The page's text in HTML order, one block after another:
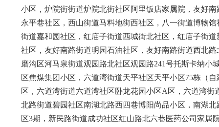
小区，炉院街街道炉院北街社区阿里饭店家属院，友好
永平巷社区，西山街道马料地街西社区，八一街道博物
街道嘉和园社区，红庙子街道西城街北社区，红庙子街
社区，友好南路街道明园石油社区，友好南路街道西北
磨沟区河马泉街道观园路北社区观园路241号托斯卡纳
区焦煤集团小区，六道湾街道天平社区天平小区75栋（
区，六道湾街道六道湾社区卧龙花园小区A区，六道湾
北路街道碧园社区南湖北路西四巷博阳尚品小区，南湖
区3期，新民路街道成功社区红山路北六巷医药公司家